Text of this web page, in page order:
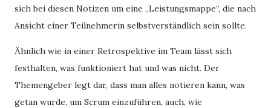
sich bei diesen Notizen um eine „Leistungsmappe“, die nach
Ansicht einer Teilnehmerin selbstverständlich sein sollte.
Ähnlich wie in einer Retrospektive im Team lässt sich
festhalten, was funktioniert hat und was nicht. Der
Themengeber legt dar, dass man alles notieren kann, was
getan wurde, um Scrum einzuführen, auch, wie